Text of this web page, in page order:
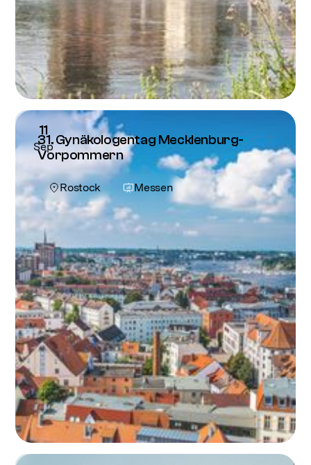
31. Gynäkologentag Mecklenburg-
Vorpommern
Rostock Messen
11
Sep